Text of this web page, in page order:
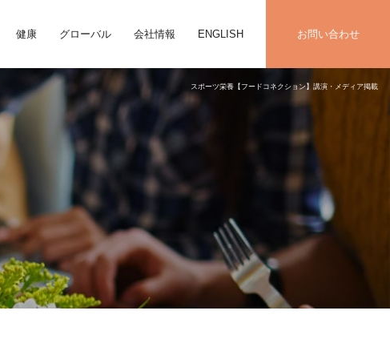
健康 グローバル 会社情報 ENGLISH お問い合わせ
スポーツ栄養【フードコネクション】講演・メディア掲載